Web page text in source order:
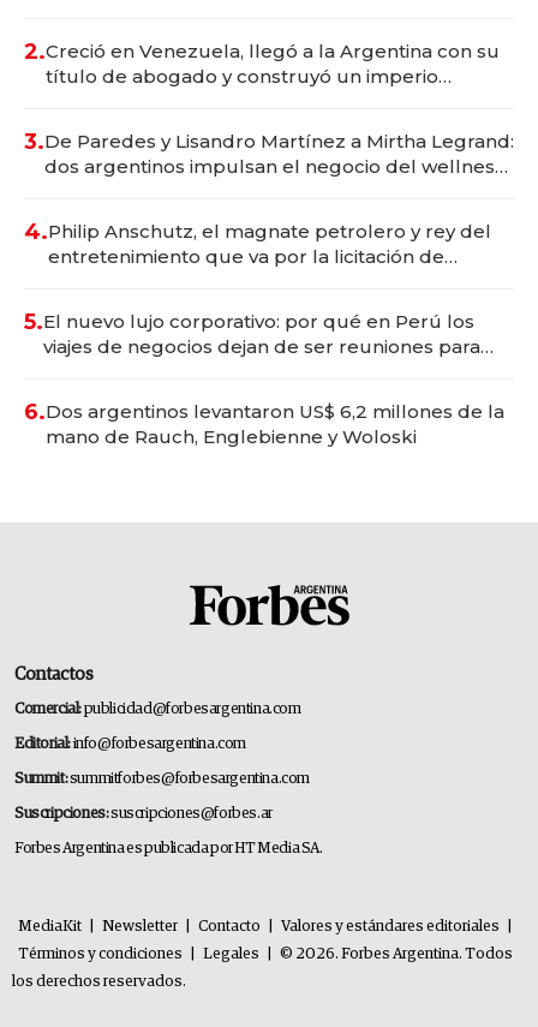
2.Creció en Venezuela, llegó a la Argentina con su
título de abogado y construyó un imperio
3.De Paredes y Lisandro Martínez a Mirtha Legrand:
dos argentinos impulsan el negocio del wellness
4.Philip Anschutz, el magnate petrolero y rey del
entretenimiento que va por la licitación de
5.El nuevo lujo corporativo: por qué en Perú los
viajes de negocios dejan de ser reuniones para
6.Dos argentinos levantaron US$ 6,2 millones de la
mano de Rauch, Englebienne y Woloski
Contactos
Comercial:publicidad@forbesargentina.com
Editorial:info@forbesargentina.com
Summit:summitforbes@forbesargentina.com
Suscripciones:suscripciones@forbes.ar
Forbes Argentina es publicada por HT Media SA.
MediaKit Newsletter Contacto Valores y estándares editoriales
Términos y condiciones
Legales
© 2026. Forbes Argentina. Todos
los derechos reservados.